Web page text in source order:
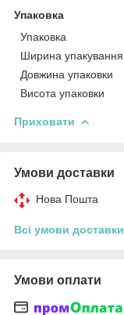
Упаковка
Упаковка
Ширина упакування
Довжина упаковки
Висота упаковки
Приховати
Умови доставки
Нова Пошта
Всі умови доставки
Умови оплати